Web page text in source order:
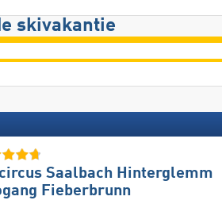
skivakantie
Saalbach Hinterglemm
Fieberbrunn